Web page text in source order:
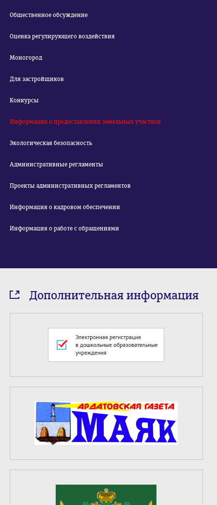
Общественное обсуждение
Оценка регулирующего воздействия
Моногород
Для застройщиков
Конкурсы
Информация о предоставлении земельных участков
Экологическая безопасность
Административные регламенты
Проекты административных регламентов
Информация о кадровом обеспечении
Информация о работе с обращениями
Дополнительная информация